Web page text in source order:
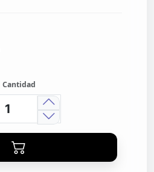
Cantidad